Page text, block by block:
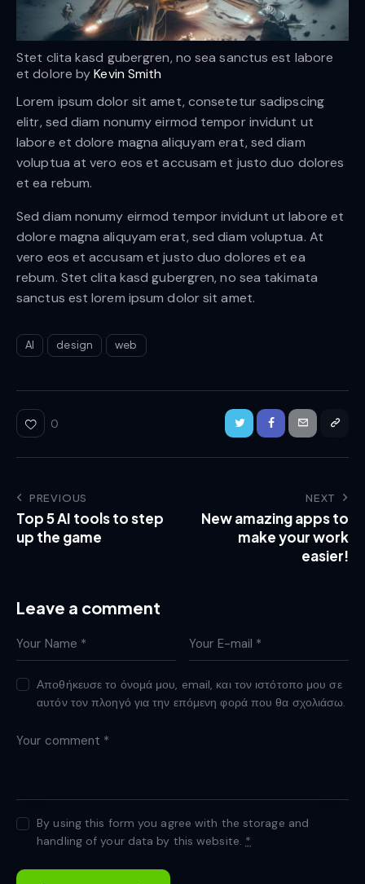
Stet clita kasd gubergren, no sea sanctus est labore
et dolore byKevin Smith
Lorem ipsum dolor sit amet, consetetur sadipscing
elitr, sed diam nonumy eirmod tempor invidunt ut
labore et dolore magna aliquyam erat, sed diam
voluptua at vero eos et accusam et justo duo dolores
et ea rebum.
Sed diam nonumy eirmod tempor invidunt ut labore et
dolore magna aliquyam erat, sed diam voluptua. At
vero eos et accusam et justo duo dolores et ea
rebum. Stet clita kasd gubergren, no sea takimata
sanctus est lorem ipsum dolor sit amet.
AI design web
0
PREVIOUS
Top 5 AI tools to step
up the game
NEXT
New amazing apps to
make your work
easier!
Leave a comment
Αποθήκευσε το όνομά μου, email, και τον ιστότοπο μου σε
αυτόν τον πλοηγό για την επόμενη φορά που θα σχολιάσω.
By using this form you agree with the storage and
handling of your data by this website. *